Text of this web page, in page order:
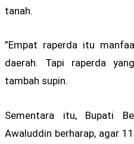
tanah.
”Empat raperda itu
daerah. Tapi raperda
tambah supin.
Sementara itu, Bupati
Awaluddin berharap, agar